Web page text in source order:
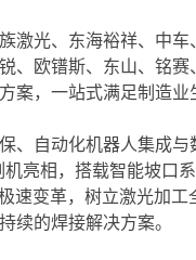
光、东海裕祥、中车
、欧镨斯、东山、铭赛
，一站式满足制造业
、自动化机器人集成与
亮相，搭载智能坡口
速变革，树立激光加工
的焊接解决方案。